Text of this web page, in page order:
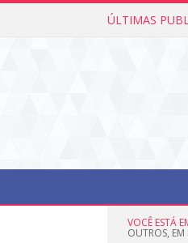
ÚLTIMAS
VOCÊ ESTÁ
OUTROS,